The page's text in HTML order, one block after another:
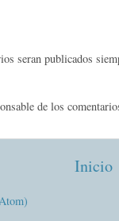
seran publicados
de los
Inicio